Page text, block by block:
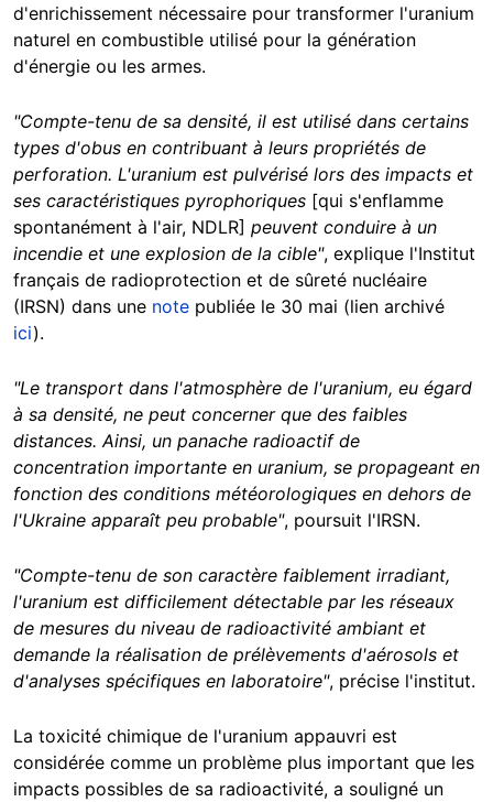
d'enrichissement nécessaire pour transformer l'uranium
naturel en combustible utilisé pour la génération
d'énergie ou les armes.
"Compte-tenu de sa densité, il est utilisé dans certains
types d'obus en contribuant à leurs propriétés de
perforation. L'uranium est pulvérisé lors des impacts et
ses caractéristiques pyrophoriques [qui s'enflamme
spontanément à l'air, NDLR] peuvent conduire à un
incendie et une explosion de la cible", explique l'Institut
français de radioprotection et de sûreté nucléaire
(IRSN) dans une note publiée le 30 mai (lien archivé
ici).
"Le transport dans l'atmosphère de l'uranium, eu égard
à sa densité, ne peut concerner que des faibles
distances. Ainsi, un panache radioactif de
concentration importante en uranium, se propageant en
fonction des conditions météorologiques en dehors de
l'Ukraine apparaît peu probable", poursuit l'IRSN.
"Compte-tenu de son caractère faiblement irradiant,
l'uranium est difficilement détectable par les réseaux
de mesures du niveau de radioactivité ambiant et
demande la réalisation de prélèvements d'aérosols et
d'analyses spécifiques en laboratoire", précise l'institut.
La toxicité chimique de l'uranium appauvri est
considérée comme un problème plus important que les
impacts possibles de sa radioactivité, a souligné un